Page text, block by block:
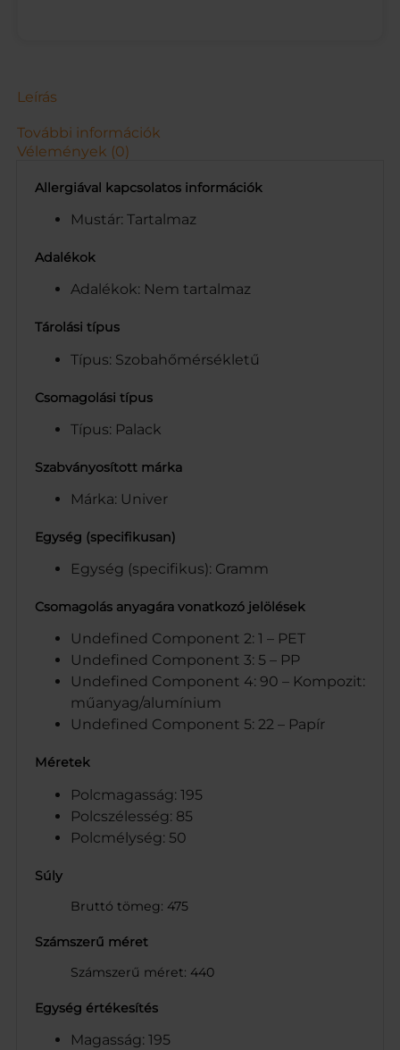
L
A
K
N
4
m
n
y
s
g
Leírás
További információk
Vélemények (0)
Allergiával kapcsolatos információk
Mustár: Tartalmaz
Adalékok
Adalékok: Nem tartalmaz
Tárolási típus
Típus: Szobahőmérsékletű
Csomagolási típus
Típus: Palack
Szabványosított márka
Márka: Univer
Egység (specifikusan)
Egység (specifikus): Gramm
Csomagolás anyagára vonatkozó jelölések
Undefined Component 2: 1 – PET
Undefined Component 3: 5 – PP
Undefined Component 4: 90 – Kompozit:
műanyag/alumínium
Undefined Component 5: 22 – Papír
Méretek
Polcmagasság: 195
Polcszélesség: 85
Polcmélység: 50
Súly
Bruttó tömeg: 475
Számszerű méret
Számszerű méret: 440
Egység értékesítés
Magasság: 195